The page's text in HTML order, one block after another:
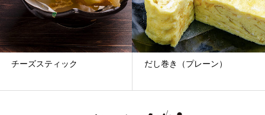
チーズスティック だし巻き（プレーン）